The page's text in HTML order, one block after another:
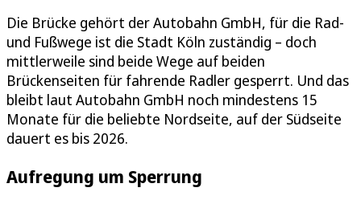
Die Brücke gehört der Autobahn GmbH, für die Rad-
und Fußwege ist die Stadt Köln zuständig – doch
mittlerweile sind beide Wege auf beiden
Brückenseiten für fahrende Radler gesperrt. Und das
bleibt laut Autobahn GmbH noch mindestens 15
Monate für die beliebte Nordseite, auf der Südseite
dauert es bis 2026.
Aufregung um Sperrung